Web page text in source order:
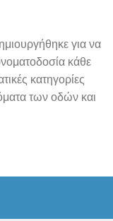
για να
κάθε
κατηγορίες
των οδών και